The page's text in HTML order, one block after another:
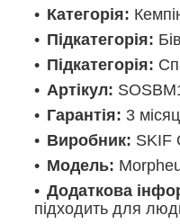
Категорія:
Підкатегорія:
Підкатегорія:
Артікул:
Гарантія: 3
Виробник: SKIF
Модель:
Додаткова
підходить для